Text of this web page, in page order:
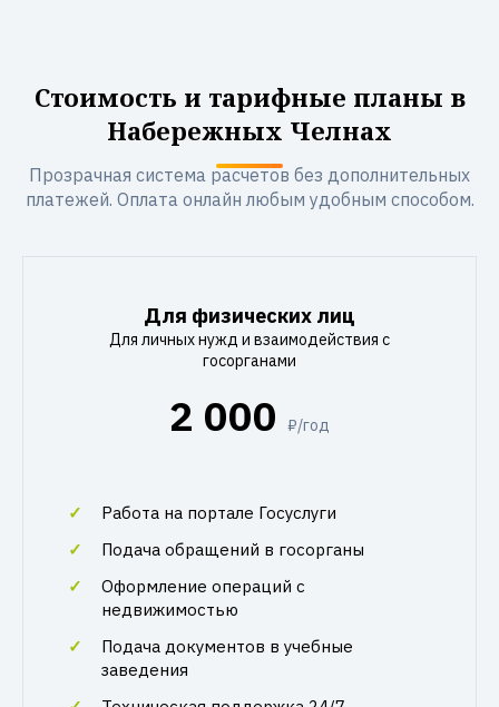
Стоимость и тарифные планы в
Набережных Челнах
Прозрачная система расчетов без дополнительных
платежей. Оплата онлайн любым удобным способом.
Для физических лиц
Для личных нужд и взаимодействия с
госорганами
2 000 ₽/год
Работа на портале Госуслуги
Подача обращений в госорганы
Оформление операций с
недвижимостью
Подача документов в учебные
заведения